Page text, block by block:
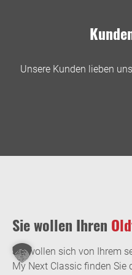
Unsere Kunden lieben
Sie wollen Ihren
Sie wollen sich von Ihrem
My Next Classic finden Sie